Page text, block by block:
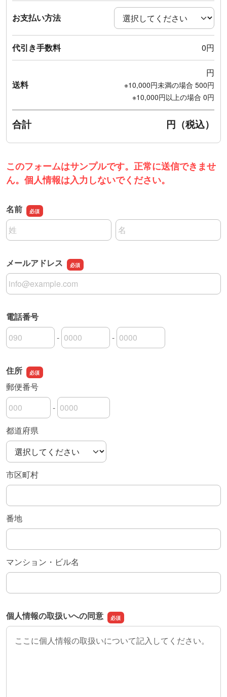
お支払い方法
代引き手数料 0円
送料
円
※10,000円未満の場合 500円
※10,000円以上の場合 0円
合計 円（税込）
このフォームはサンプルです。正常に送信できませ
ん。個人情報は入力しないでください。
名前
名前の姓
名前の名
メールアドレス
メールアドレス
電話番号
電話番号の市外局番
-
電話番号の市内局番 -
電話番号の加入者番号
住所
郵便番号
郵便番号の上3桁
-
郵便番号の下4桁
都道府県
市区町村
番地
マンション・ビル名
個人情報の取扱いへの同意
ここに個人情報の取扱いについて記入してください。